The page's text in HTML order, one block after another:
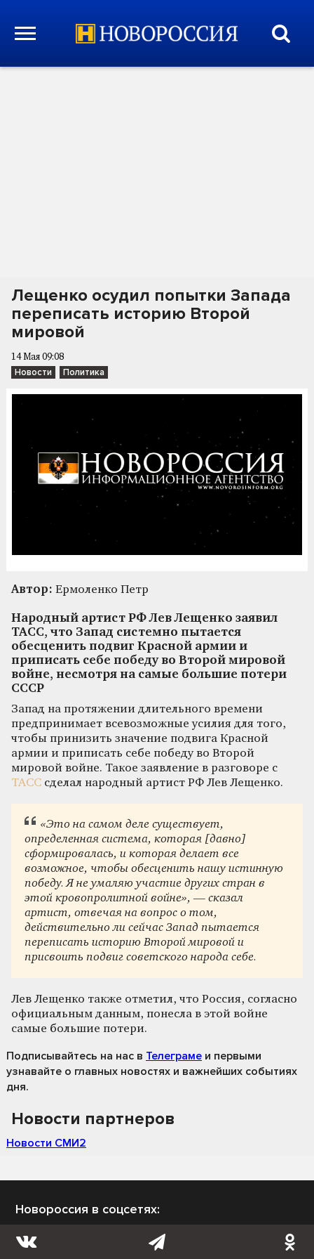
Лещенко осудил попытки Запада
переписать историю Второй
мировой
14 Мая 09:08
Новости Политика
Автор: Ермоленко Петр
Народный артист РФ Лев Лещенко заявил
ТАСС, что Запад системно пытается
обесценить подвиг Красной армии и
приписать себе победу во Второй мировой
войне, несмотря на самые большие потери
СССР
Запад на протяжении длительного времени
предпринимает всевозможные усилия для того,
чтобы принизить значение подвига Красной
армии и приписать себе победу во Второй
мировой войне. Такое заявление в разговоре с
ТАСС сделал народный артист РФ Лев Лещенко.
«Это на самом деле существует,
определенная система, которая [давно]
сформировалась, и которая делает все
возможное, чтобы обесценить нашу истинную
победу. Я не умаляю участие других стран в
этой кровопролитной войне», — сказал
артист, отвечая на вопрос о том,
действительно ли сейчас Запад пытается
переписать историю Второй мировой и
присвоить подвиг советского народа себе.
Лев Лещенко также отметил, что Россия, согласно
официальным данным, понесла в этой войне
самые большие потери.
Подписывайтесь на нас в Телеграме и первыми
узнавайте о главных новостях и важнейших событиях
дня.
Новости партнеров
Новости СМИ2
Новороссия в соцсетях: